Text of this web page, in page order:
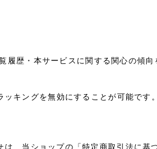
歴・本サービスに関する関心の傾向
キングを無効にすることが可能で
、当ショップの「特定商取引法に基